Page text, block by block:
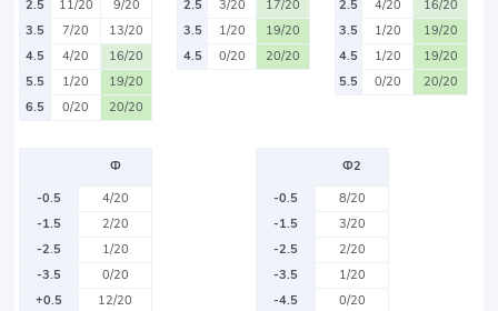
2.5
11/20
9/20
3.5
7/20
13/20
4.5
4/20
16/20
5.5
1/20
19/20
6.5
0/20 20/20
2.5
3/20
17/20
3.5
1/20
19/20
4.5
0/20 20/20
2.5
4/20
16/20
3.5
1/20
19/20
4.5
1/20
19/20
5.5
0/20 20/20
Ф
-0.5
4/20
-1.5
2/20
-2.5
1/20
-3.5
0/20
+0.5
12/20
Ф2
-0.5
8/20
-1.5
3/20
-2.5
2/20
-3.5
1/20
-4.5
0/20